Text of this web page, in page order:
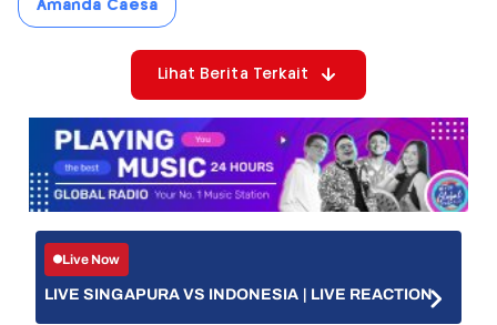
Amanda Caesa
Lihat Berita Terkait
Live Now
LIVE SINGAPURA VS INDONESIA | LIVE REACTION